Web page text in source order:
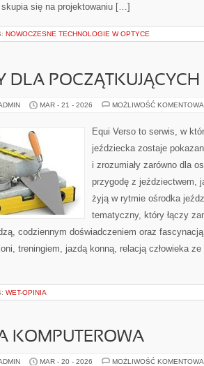
się na projektowaniu […]
NOWOCZESNE TECHNOLOGIE W OPTYCE
DLA POCZĄTKUJĄCYCH
MAR - 21 - 2026 MOŻLIWOŚĆ
Equi Verso to serwis, w
jeździecka zostaje
i zrozumiały zarówno dla
przygodę z jeździectwem,
żyją w rytmie ośrodka
tematyczny, który łączy
codziennym doświadczeniem oraz
treningiem, jazdą konną, relacją człowieka
WET-OPINIA
KOMPUTEROWA
MAR - 20 - 2026 MOŻLIWOŚĆ